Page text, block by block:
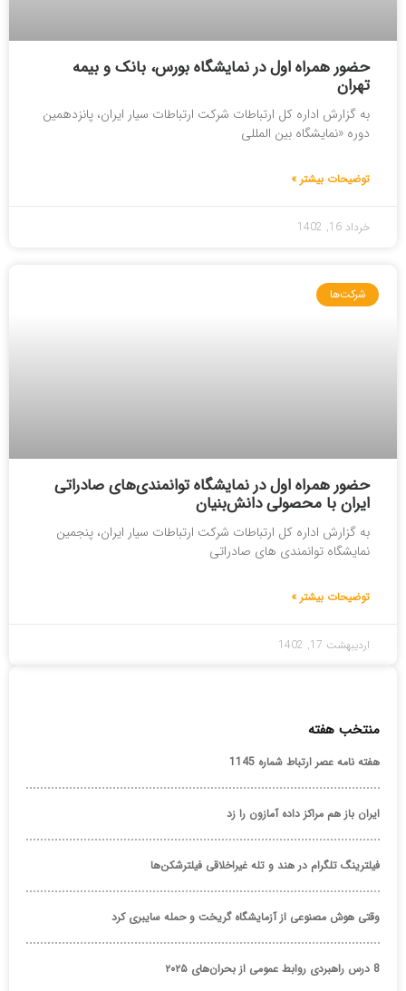
حضور همراه اول در نمایشگاه بورس، بانک و بیمه
تهران
به گزارش اداره کل ارتباطات شرکت ارتباطات سیار ایران، پانزدهمین
دوره «نمایشگاه بین المللی
توضیحات بیشتر »
خرداد 16, 1402
شرکت‌ها
حضور همراه اول در نمایشگاه توانمندی‌های صادراتی
ایران با محصولی دانش‌بنیان
به گزارش اداره کل ارتباطات شرکت ارتباطات سیار ایران، پنجمین
نمایشگاه توانمندی های صادراتی
توضیحات بیشتر »
اردیبهشت 17, 1402
منتخب هفته
هفته نامه عصر ارتباط شماره 1145
ایران باز هم مراکز داده آمازون را زد
فیلترینگ تلگرام در هند و تله غیراخلاقی فیلترشکن‌ها
وقتی هوش مصنوعی از آزمایشگاه گریخت و حمله سایبری کرد
8 درس راهبردی روابط عمومی از بحران‌های ۲۰۲۵